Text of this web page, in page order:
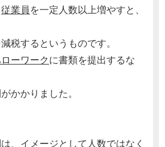
従業員 を一定人数以上増やすと、
税するというものです。
ーワーク に書類を提出するな
かかりました。
、イメージとして人数ではなく